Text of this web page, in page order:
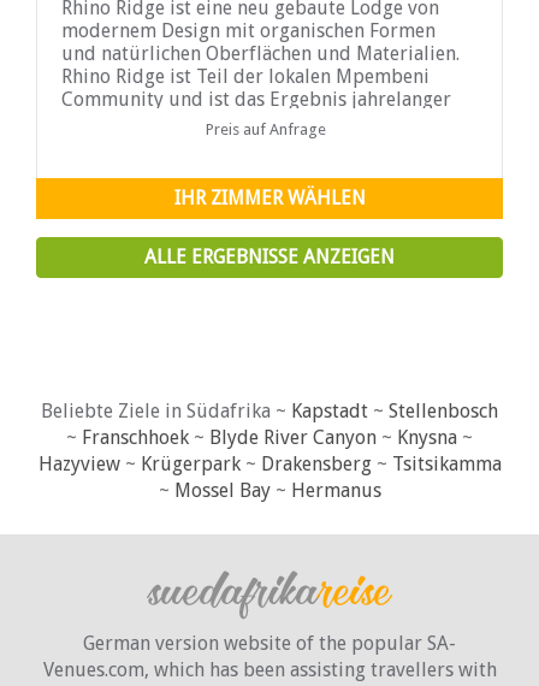
Rhino Ridge ist eine neu gebaute Lodge von
modernem Design mit organischen Formen
und natürlichen Oberflächen und Materialien.
Rhino Ridge ist Teil der lokalen Mpembeni
Community und ist das Ergebnis jahrelanger
Leidenschaft und Energie, um dieses
einzigartig positionierte Safari-Erlebnis
Preis auf Anfrage
IHR ZIMMER WÄHLEN
ALLE ERGEBNISSE ANZEIGEN
Beliebte Ziele in Südafrika ~ Kapstadt ~ Stellenbosch
~ Franschhoek ~ Blyde River Canyon ~ Knysna ~
Hazyview~ Krügerpark~ Drakensberg~ Tsitsikamma
~ Mossel Bay~ Hermanus
German version website of the popular SA-
Venues.com, which has been assisting travellers with